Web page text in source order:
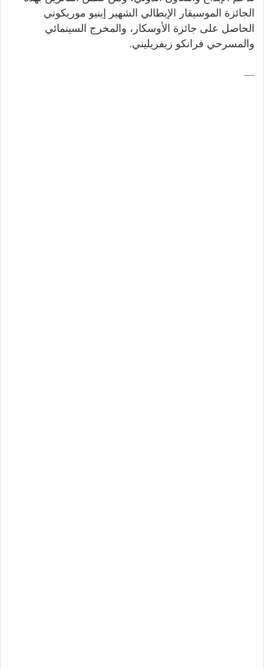
الجائزة الموسيقار الإيطالي الشهير إينيو موريكوني
الحاصل على جائزة الأوسكار، والمخرج السينمائي
والمسرحي فرانكو زيفريليني.
—